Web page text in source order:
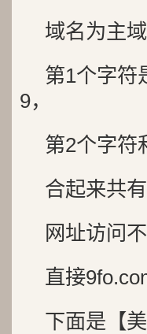
域名为主
第1个字符
9，
第2个字符
合起来共
网址访问
直接
下面是【